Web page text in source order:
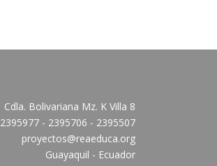
Cdla. Bolivariana Mz. K Villa 8
2395977 - 2395706 - 2395507
proyectos@reaeduca.org
Guayaquil - Ecuador